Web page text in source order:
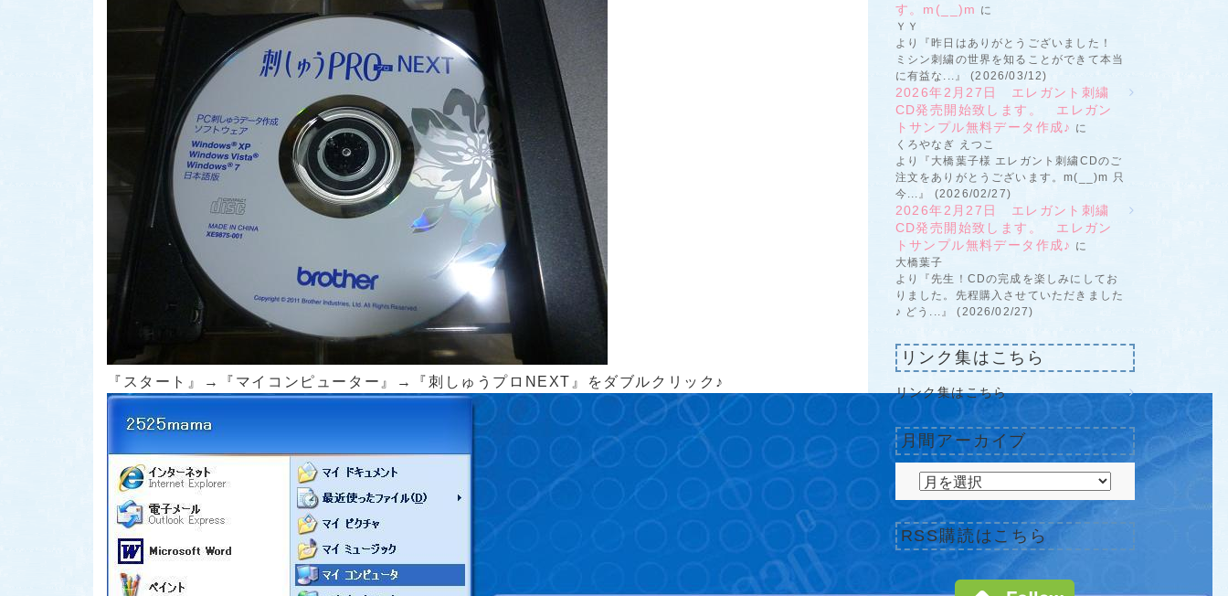
『スタート』→『マイコンピューター』→『刺しゅうプロNEXT』をダブルクリック♪
す。m(__)m に
ＹＹ
より『昨日はありがとうございました！
ミシン刺繍の世界を知ることができて本当
に有益な...』 (2026/03/12)
2026年2月27日 エレガント刺繍
CD発売開始致します。 エレガン
トサンプル無料データ作成♪ に
くろやなぎ えつこ
より『大橋葉子様 エレガント刺繍CDのご
注文をありがとうございます。m(__)m 只
今...』 (2026/02/27)
2026年2月27日 エレガント刺繍
CD発売開始致します。 エレガン
トサンプル無料データ作成♪ に
大橋葉子
より『先生！CDの完成を楽しみにしてお
りました。先程購入させていただきました
♪ どう...』 (2026/02/27)
リンク集はこちら
リンク集はこちら
月間アーカイブ
RSS購読はこちら